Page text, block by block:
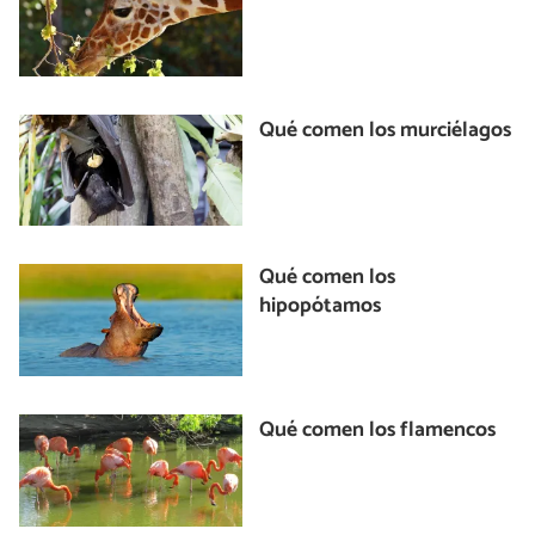
Qué comen los murciélagos
Qué comen los
hipopótamos
Qué comen los flamencos